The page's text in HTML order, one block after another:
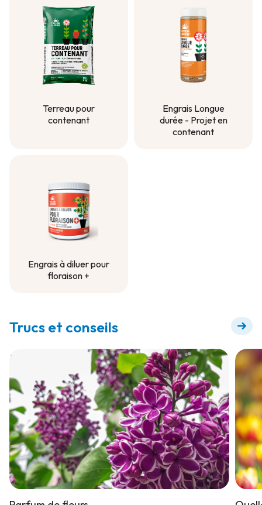
Terreau pour
contenant
Engrais Longue
durée - Projet en
contenant
Engrais à diluer pour
floraison +
Trucs et conseils